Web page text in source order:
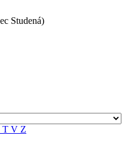
Studená)
T V Z